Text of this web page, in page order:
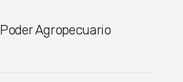
Poder Agropecuario